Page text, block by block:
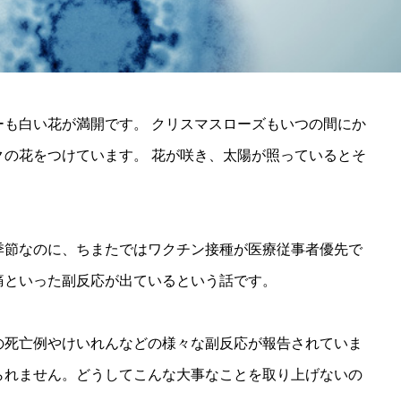
白い花が満開です。 クリスマスローズもいつの間にか
花をつけています。 花が咲き、太陽が照っているとそ
なのに、ちまたではワクチン接種が医療従事者優先で
いった副反応が出ているという話です。
亡例やけいれんなどの様々な副反応が報告されていま
ません。どうしてこんな大事なことを取り上げないの